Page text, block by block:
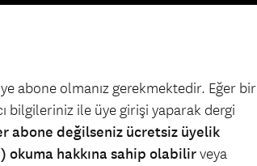
abone olmanız gerekmektedir. Eğer bir
bilgileriniz ile üye girişi yaparak dergi
abone değilseniz ücretsiz üyelik
hakkına sahip olabilirveya